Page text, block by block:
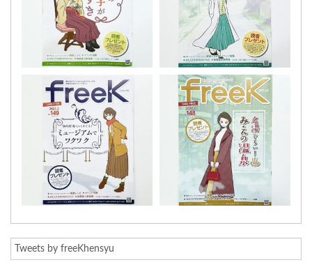
Tweets by freeKhensyu